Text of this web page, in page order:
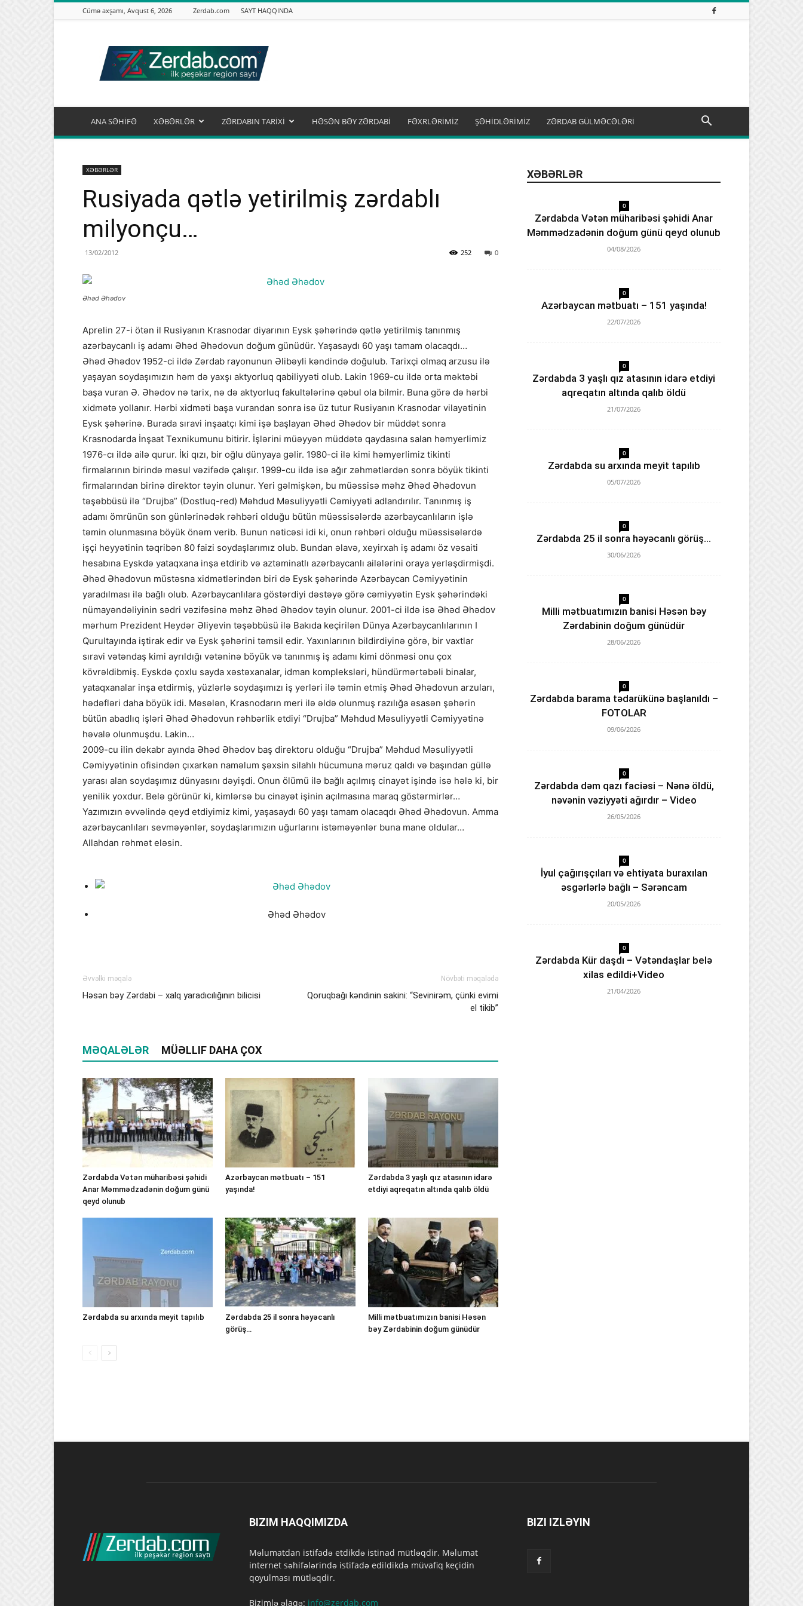
Cümə axşamı, Avqust 6, 2026 Zerdab.com SAYT HAQQINDA
ANA SƏHİFƏ XƏBƏRLƏR ZƏRDABIN TARİXİ HƏSƏN BƏY ZƏRDABİ FƏXRLƏRİMİZ ŞƏHİDLƏRİMİZ ZƏRDAB GÜLMƏCƏLƏRİ
XƏBƏRLƏR
Rusiyada qətlə yetirilmiş zərdablı
milyonçu…
13/02/2012 0
252
Əhəd Əhədov
Aprelin 27-i ötən il Rusiyanın Krasnodar diyarının Eysk şəhərində qətlə yetirilmiş tanınmış
azərbaycanlı iş adamı Əhəd Əhədovun doğum günüdür. Yaşasaydı 60 yaşı tamam olacaqdı…
Əhəd Əhədov 1952-ci ildə Zərdab rayonunun Əlibəyli kəndində doğulub. Tarixçi olmaq arzusu ilə
yaşayan soydaşımızın həm də yaxşı aktyorluq qabiliyyəti olub. Lakin 1969-cu ildə orta məktəbi
başa vuran Ə. Əhədov nə tarix, nə də aktyorluq fakultələrinə qəbul ola bilmir. Buna görə də hərbi
xidmətə yollanır. Hərbi xidməti başa vurandan sonra isə üz tutur Rusiyanın Krasnodar vilayətinin
Eysk şəhərinə. Burada sıravi inşaatçı kimi işə başlayan Əhəd Əhədov bir müddət sonra
Krasnodarda İnşaat Texnikumunu bitirir. İşlərini müəyyən müddətə qaydasına salan həmyerlimiz
1976-cı ildə ailə qurur. İki qızı, bir oğlu dünyaya gəlir. 1980-ci ilə kimi həmyerlimiz tikinti
firmalarının birində məsul vəzifədə çalışır. 1999-cu ildə isə ağır zəhmətlərdən sonra böyük tikinti
firmalarından birinə direktor təyin olunur. Yeri gəlmişkən, bu müəssisə məhz Əhəd Əhədovun
təşəbbüsü ilə “Drujba” (Dostluq-red) Məhdud Məsuliyyətli Cəmiyyəti adlandırılır. Tanınmış iş
adamı ömrünün son günlərinədək rəhbəri olduğu bütün müəssisələrdə azərbaycanlıların işlə
təmin olunmasına böyük önəm verib. Bunun nəticəsi idi ki, onun rəhbəri olduğu müəssisələrdə
işçi heyyətinin təqribən 80 faizi soydaşlarımız olub. Bundan əlavə, xeyirxah iş adamı öz vəsaiti
hesabına Eyskdə yataqxana inşa etdirib və aztəminatlı azərbaycanlı ailələrini oraya yerləşdirmişdi.
Əhəd Əhədovun müstəsna xidmətlərindən biri də Eysk şəhərində Azərbaycan Cəmiyyətinin
yaradılması ilə bağlı olub. Azərbaycanlılara göstərdiyi dəstəyə görə cəmiyyətin Eysk şəhərindəki
nümayəndəliyinin sədri vəzifəsinə məhz Əhəd Əhədov təyin olunur. 2001-ci ildə isə Əhəd Əhədov
mərhum Prezident Heydər Əliyevin təşəbbüsü ilə Bakıda keçirilən Dünya Azərbaycanlılarının I
Qurultayında iştirak edir və Eysk şəhərini təmsil edir. Yaxınlarının bildirdiyinə görə, bir vaxtlar
sıravi vətəndaş kimi ayrıldığı vətəninə böyük və tanınmış iş adamı kimi dönməsi onu çox
kövrəldibmiş. Eyskdə çoxlu sayda xəstəxanalar, idman kompleksləri, hündürmərtəbəli binalar,
yataqxanalar inşa etdirmiş, yüzlərlə soydaşımızı iş yerləri ilə təmin etmiş Əhəd Əhədovun arzuları,
hədəfləri daha böyük idi. Məsələn, Krasnodarın meri ilə əldə olunmuş razılığa əsasən şəhərin
bütün abadlıq işləri Əhəd Əhədovun rəhbərlik etdiyi “Drujba” Məhdud Məsuliyyətli Cəmiyyətinə
həvalə olunmuşdu. Lakin…
2009-cu ilin dekabr ayında Əhəd Əhədov baş direktoru olduğu “Drujba” Məhdud Məsuliyyətli
Cəmiyyətinin ofisindən çıxarkən naməlum şəxsin silahlı hücumuna məruz qaldı və başından güllə
yarası alan soydaşımız dünyasını dəyişdi. Onun ölümü ilə bağlı açılmış cinayət işində isə hələ ki, bir
yenilik yoxdur. Belə görünür ki, kimlərsə bu cinayət işinin açılmasına maraq göstərmirlər…
Yazımızın əvvəlində qeyd etdiyimiz kimi, yaşasaydı 60 yaşı tamam olacaqdı Əhəd Əhədovun. Amma
azərbaycanlıları sevməyənlər, soydaşlarımızın uğurlarını istəməyənlər buna mane oldular…
Allahdan rəhmət eləsin.
Əhəd Əhədov
Əvvəlki məqalə
Həsən bəy Zərdabi – xalq yaradıcılığının bilicisi
Növbəti məqalədə
Qoruqbağı kəndinin sakini: “Sevinirəm, çünki evimi
el tikib”
MƏQALƏLƏR MÜƏLLIF DAHA ÇOX
Zərdabda Vətən müharibəsi şəhidi
Anar Məmmədzadənin doğum günü
qeyd olunub
Azərbaycan mətbuatı – 151
yaşında!
Zərdabda 3 yaşlı qız atasının idarə
etdiyi aqreqatın altında qalıb öldü
Zərdabda su arxında meyit tapılıb
Zərdabda 25 il sonra həyəcanlı
görüş…
Milli mətbuatımızın banisi Həsən
bəy Zərdabinin doğum günüdür
XƏBƏRLƏR
0
Zərdabda Vətən müharibəsi şəhidi Anar
Məmmədzadənin doğum günü qeyd olunub
04/08/2026
0
Azərbaycan mətbuatı – 151 yaşında!
22/07/2026
0
Zərdabda 3 yaşlı qız atasının idarə etdiyi
aqreqatın altında qalıb öldü
21/07/2026
0
Zərdabda su arxında meyit tapılıb
05/07/2026
0
Zərdabda 25 il sonra həyəcanlı görüş…
30/06/2026
0
Milli mətbuatımızın banisi Həsən bəy
Zərdabinin doğum günüdür
28/06/2026
0
Zərdabda barama tədarükünə başlanıldı –
FOTOLAR
09/06/2026
0
Zərdabda dəm qazı faciəsi – Nənə öldü,
nəvənin vəziyyəti ağırdır – Video
26/05/2026
0
İyul çağırışçıları və ehtiyata buraxılan
əsgərlərlə bağlı – Sərəncam
20/05/2026
0
Zərdabda Kür daşdı – Vətəndaşlar belə
xilas edildi+Video
21/04/2026
BIZIM HAQQIMIZDA
Məlumatdan istifadə etdikdə istinad mütləqdir. Məlumat
internet səhifələrində istifadə edildikdə müvafiq keçidin
qoyulması mütləqdir.
Bizimlə əlaqə: info@zerdab.com
BIZI IZLƏYIN